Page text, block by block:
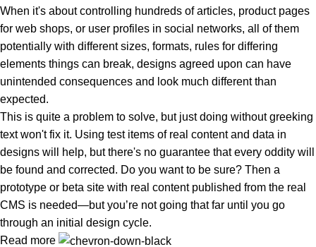
When it's about controlling hundreds of articles, product pages
for web shops, or user profiles in social networks, all of them
potentially with different sizes, formats, rules for differing
elements things can break, designs agreed upon can have
unintended consequences and look much different than
expected.
This is quite a problem to solve, but just doing without greeking
text won't fix it. Using test items of real content and data in
designs will help, but there's no guarantee that every oddity will
be found and corrected. Do you want to be sure? Then a
prototype or beta site with real content published from the real
CMS is needed—but you’re not going that far until you go
through an initial design cycle.
Read more